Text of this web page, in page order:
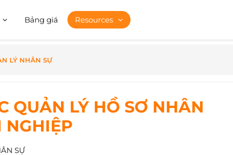
Bảng giá Resources
LÝ NHÂN SỰ
QUẢN LÝ HỒ SƠ NHÂN
NGHIỆP
SỰ